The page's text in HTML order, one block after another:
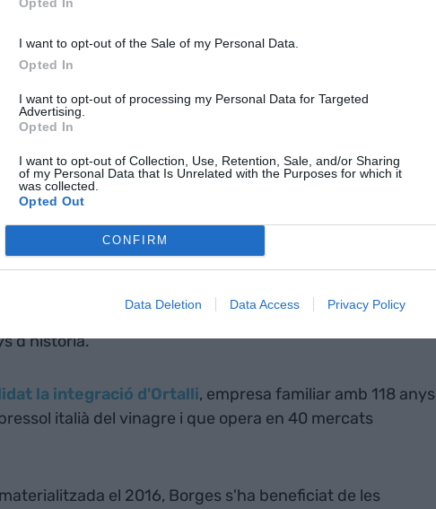
I want to opt-out of the Sale of my Personal Data.
Opted In
I want to opt-out of processing my Personal Data for Targeted
Advertising.
Opted In
I want to opt-out of Collection, Use, Retention, Sale, and/or Sharing
of my Personal Data that Is Unrelated with the Purposes for which it
was collected.
Opted Out
CONFIRM
Data Deletion Data Access Privacy Policy
que compta amb les filials Borges Agricultural &
& Industrial Edible Oils i Borges Branded Foods,
profunda reorganització interna
pel que ha ordenat un
d'història.
la integració d'Ortalli, empresa familiar amb 118 anys
italià del vinagre i que opera en 40 mercats
el 2016, Borges s'ha beneficiat de les